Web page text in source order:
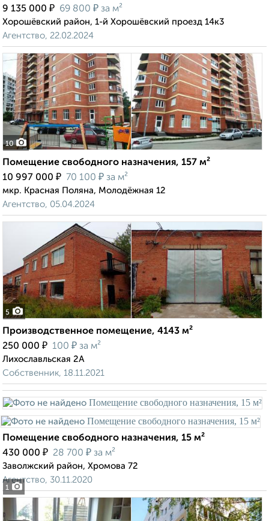
9 135 000 ₽ 69 800 ₽ за м²
Хорошёвский район, 1-й Хорошёвский проезд 14к3
Агентство, 22.02.2024
10
Помещение свободного назначения, 157 м²
10 997 000 ₽ 70 100 ₽ за м²
мкр. Красная Поляна, Молодёжная 12
Агентство, 05.04.2024
5
Производственное помещение, 4143 м²
250 000 ₽ 100 ₽ за м²
Лихославльская 2А
Собственник, 18.11.2021
1
Помещение свободного назначения, 15 м²
430 000 ₽ 28 700 ₽ за м²
Заволжский район, Хромова 72
Агентство, 30.11.2020